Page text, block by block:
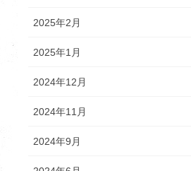
2025年2月
2025年1月
2024年12月
2024年11月
2024年9月